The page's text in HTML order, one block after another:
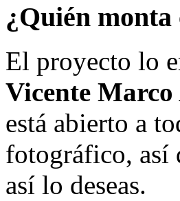
¿Quién monta
El proyecto lo
Vicente
está abierto a
fotográfico, así
así lo deseas.